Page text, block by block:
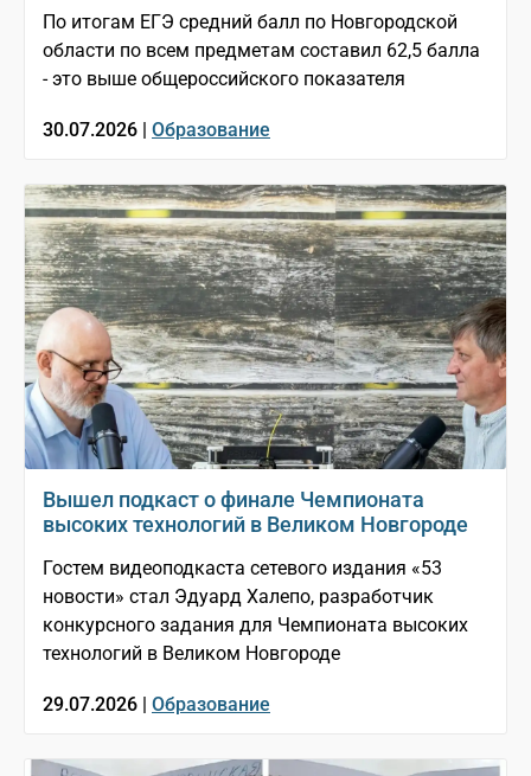
По итогам ЕГЭ средний балл по Новгородской
области по всем предметам составил 62,5 балла
- это выше общероссийского показателя
30.07.2026 | Образование
Вышел подкаст о финале Чемпионата
высоких технологий в Великом Новгороде
Гостем видеоподкаста сетевого издания «53
новости» стал Эдуард Халепо, разработчик
конкурсного задания для Чемпионата высоких
технологий в Великом Новгороде
29.07.2026 | Образование